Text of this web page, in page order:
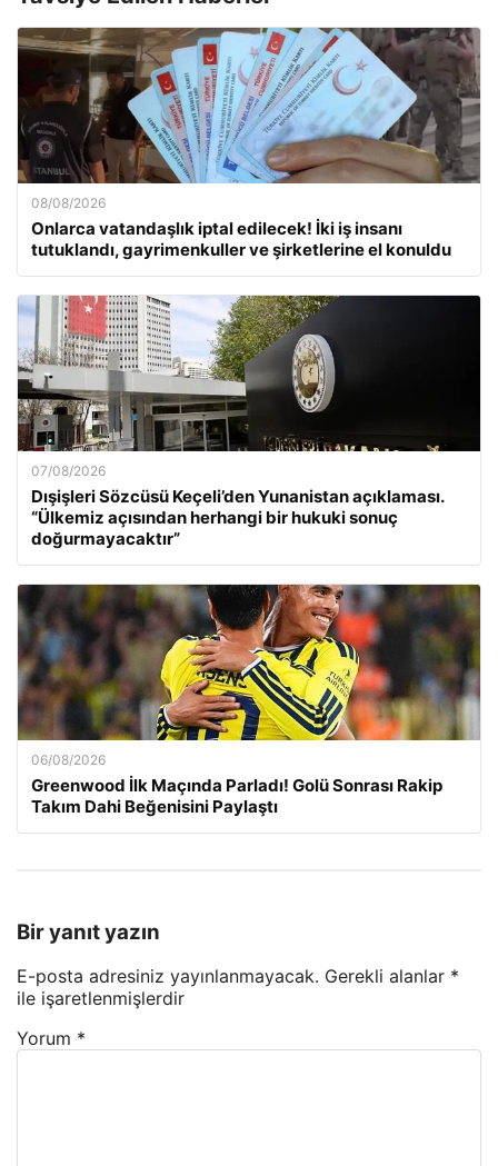
08/08/2026
Onlarca vatandaşlık iptal edilecek! İki iş insanı
tutuklandı, gayrimenkuller ve şirketlerine el konuldu
07/08/2026
Dışişleri Sözcüsü Keçeli’den Yunanistan açıklaması.
“Ülkemiz açısından herhangi bir hukuki sonuç
doğurmayacaktır”
06/08/2026
Greenwood İlk Maçında Parladı! Golü Sonrası Rakip
Takım Dahi Beğenisini Paylaştı
Bir yanıt yazın
E-posta adresiniz yayınlanmayacak. Gerekli alanlar *
ile işaretlenmişlerdir
Yorum *